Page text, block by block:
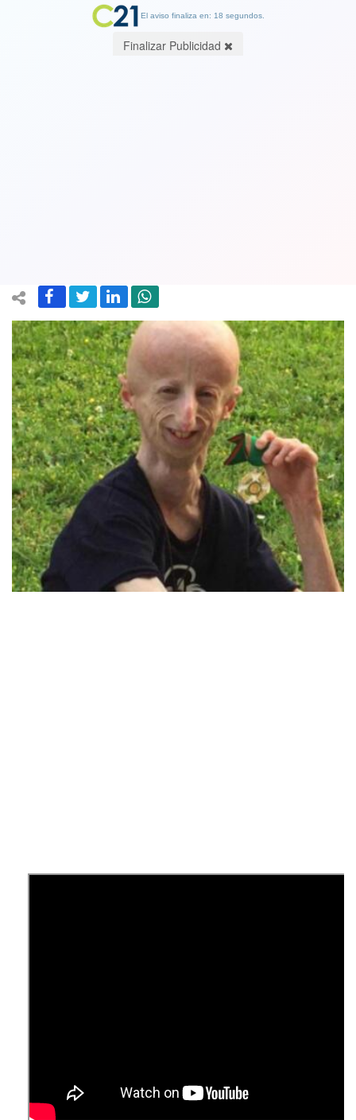
El aviso finaliza en: 18 segundos.
Finalizar Publicidad